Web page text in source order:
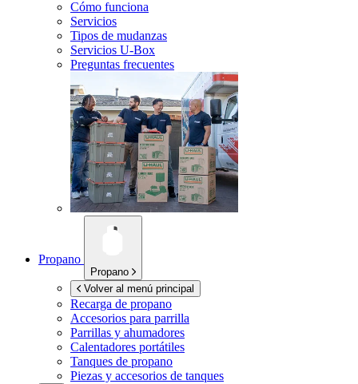
Cómo funciona
Servicios
Tipos de mudanzas
Servicios U-Box
Preguntas frecuentes
Propano
Propano
Volver al menú principal
Recarga de propano
Accesorios para parrilla
Parrillas y ahumadores
Calentadores portátiles
Tanques de propano
Piezas y accesorios de tanques